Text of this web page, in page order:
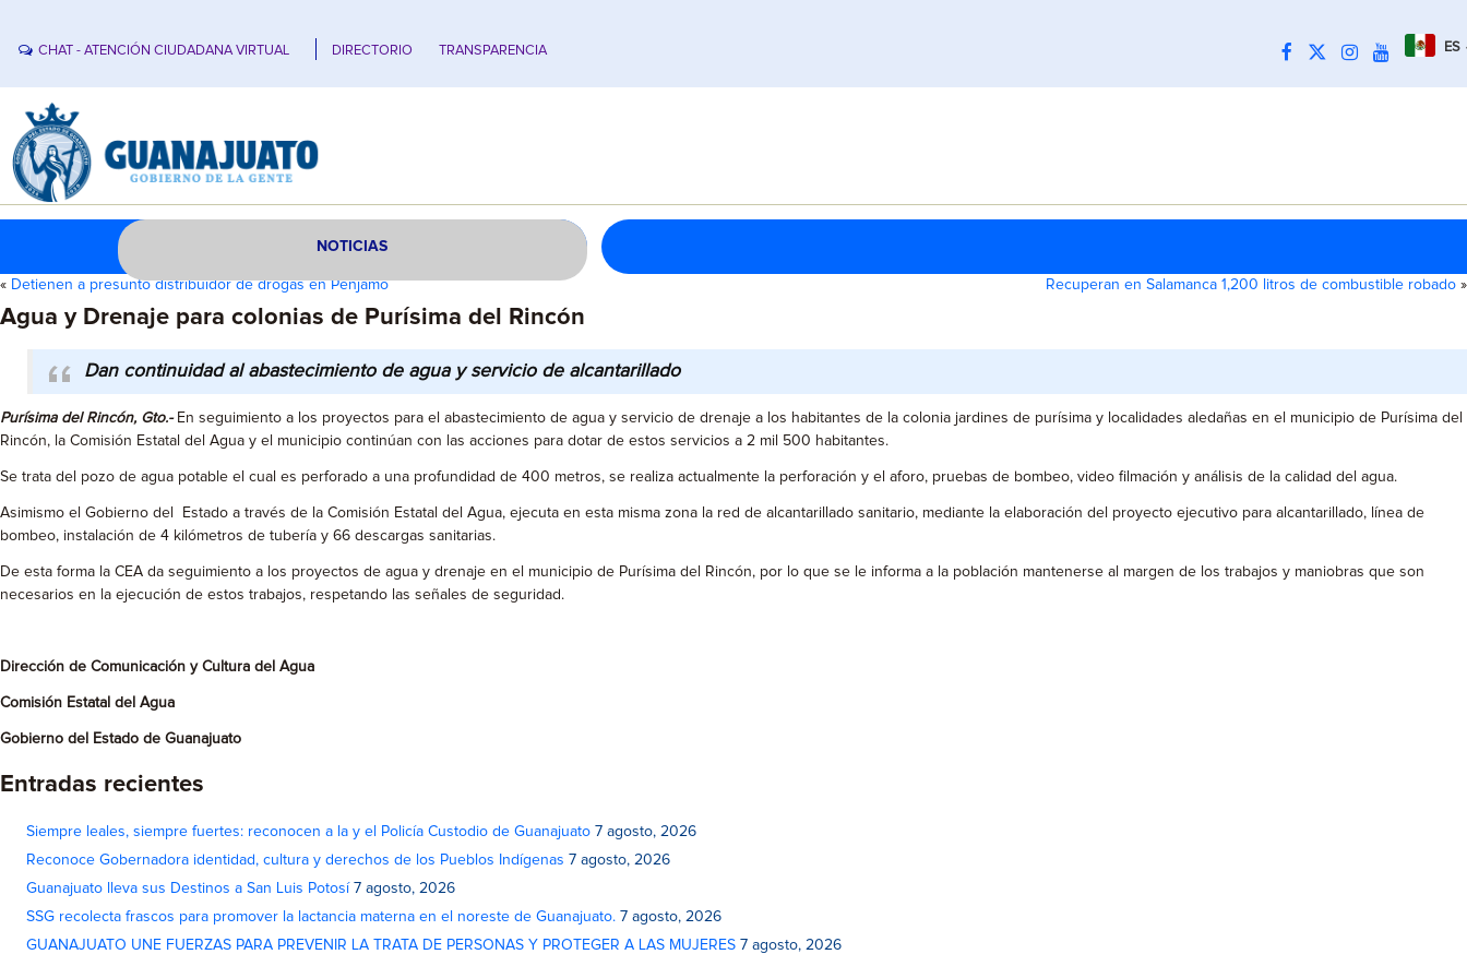
CHAT - ATENCIÓN CIUDADANA VIRTUAL DIRECTORIO TRANSPARENCIA ES
NOTICIAS
« Detienen a presunto distribuidor de drogas en Pénjamo Recuperan en Salamanca 1,200 litros de combustible robado »
Agua y Drenaje para colonias de Purísima del Rincón
Dan continuidad al abastecimiento de agua y servicio de alcantarillado
Purísima del Rincón, Gto.-En seguimiento a los proyectos para el abastecimiento de agua y servicio de drenaje a los habitantes de la colonia jardines de purísima y localidades aledañas en el municipio de Purísima del
Rincón, la Comisión Estatal del Agua y el municipio continúan con las acciones para dotar de estos servicios a 2 mil 500 habitantes.
Se trata del pozo de agua potable el cual es perforado a una profundidad de 400 metros, se realiza actualmente la perforación y el aforo, pruebas de bombeo, video filmación y análisis de la calidad del agua.
Asimismo el Gobierno del Estado a través de la Comisión Estatal del Agua, ejecuta en esta misma zona la red de alcantarillado sanitario, mediante la elaboración del proyecto ejecutivo para alcantarillado, línea de
bombeo, instalación de 4 kilómetros de tubería y 66 descargas sanitarias.
De esta forma la CEA da seguimiento a los proyectos de agua y drenaje en el municipio de Purísima del Rincón, por lo que se le informa a la población mantenerse al margen de los trabajos y maniobras que son
necesarios en la ejecución de estos trabajos, respetando las señales de seguridad.
Dirección de Comunicación y Cultura del Agua
Comisión Estatal del Agua
Gobierno del Estado de Guanajuato
Entradas recientes
Siempre leales, siempre fuertes: reconocen a la y el Policía Custodio de Guanajuato 7 agosto, 2026
Reconoce Gobernadora identidad, cultura y derechos de los Pueblos Indígenas 7 agosto, 2026
Guanajuato lleva sus Destinos a San Luis Potosí 7 agosto, 2026
SSG recolecta frascos para promover la lactancia materna en el noreste de Guanajuato. 7 agosto, 2026
GUANAJUATO UNE FUERZAS PARA PREVENIR LA TRATA DE PERSONAS Y PROTEGER A LAS MUJERES 7 agosto, 2026